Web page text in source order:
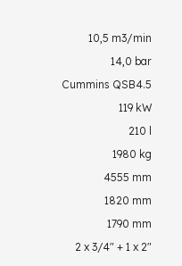
10,5 m3/min
14,0 bar
Cummins QSB4.5
119 kW
210 l
1980 kg
4555 mm
1820 mm
1790 mm
2 x 3/4" + 1 x 2"